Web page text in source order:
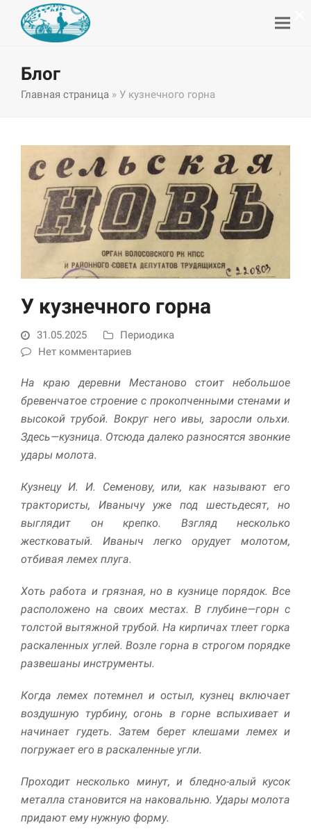
Блог
Главная страница » У кузнечного горна
У кузнечного горна
31.05.2025
Периодика
Нет комментариев
На краю деревни Местаново стоит небольшое
бревенчатое стро­ение с прокопченными стенами и
высокой трубой. Вокруг него ивы, заросли ольхи.
Здесь—кузница. Отсюда далеко разносятся звонкие
удары молота.
Кузнецу И. И. Семенову, или, как называют его
трактористы, Иванычу уже под шестьдесят, но
выглядит он крепко. Взгляд не­сколько
жестковатый. Иваныч легко орудует молотом,
отбивая ле­мех плуга.
Хоть работа и грязная, но в кузнице порядок. Все
расположено на своих местах. В глубине—горн с
толстой вытяжной трубой. На кирпичах тлеет горка
раскаленных углей. Возле горна в строгом по­рядке
развешаны инструменты.
Когда лемех потемнел и остыл, кузнец включает
воздушную тур­бину, огонь в горне вспыхивает и
начинает гудеть. Затем берет клешами лемех и
погружает его в раскаленные угли.
Проходит несколько минут, и бледно-алый кусок
металла стано­вится на наковальню. Удары молота
придают ему нужную форму.
этих файлов cookie
обязательно. Они
необходимы для
функционирования
веб-сайта.
Статистика и
аналитика
Для того чтобы
улучшить
функциональность
используется.
опыт
максимально
эффективной работы
нашего сайта во